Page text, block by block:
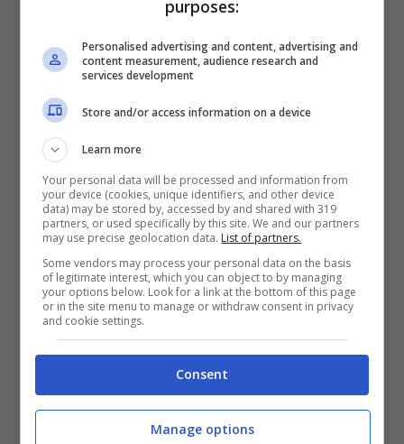
L’attività da praticare per migliorare la salute mentale –
salussolanews.it
Si tratta di andare in bicicletta. È incredibile
quanto possa fare bene al proprio umore e al
proprio benessere. In effetti ci sono almeno 5
benefici che si possono apportare alla
propria salute mentale pedalando:
Migliorare l’umore
Migliorare la chiarezza mentale
Rafforzare la connessione con la
purposes:
Personalised advertising and content, advertising and
content measurement, audience research and
services development
Store and/or access information on a device
Learn more
Your personal data will be processed and information from
your device (cookies, unique identifiers, and other device
data) may be stored by, accessed by and shared with 319
partners, or used specifically by this site. We and our partners
may use precise geolocation data. List of partners.
Some vendors may process your personal data on the basis
of legitimate interest, which you can object to by managing
your options below. Look for a link at the bottom of this page
or in the site menu to manage or withdraw consent in privacy
and cookie settings.
Consent
Manage options